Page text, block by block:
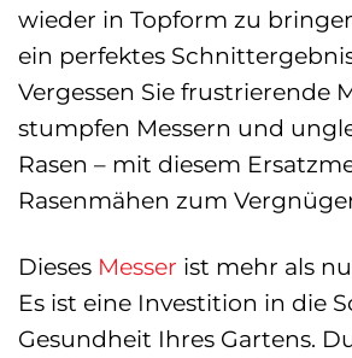
wieder in Topform zu
ein perfektes
Vergessen Sie frustrierende
stumpfen Messern und
Rasen – mit diesem
Rasenmähen zum
Dieses Messer ist mehr als
Es ist eine Investition in die
Gesundheit Ihres Gartens.